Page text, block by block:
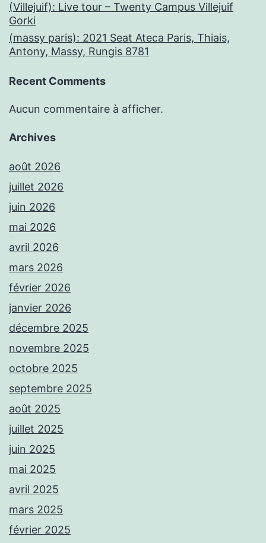
(Villejuif): Live tour – Twenty Campus Villejuif
Gorki
(massy paris): 2021 Seat Ateca Paris, Thiais,
Antony, Massy, Rungis 8781
Recent Comments
Aucun commentaire à afficher.
Archives
août 2026
juillet 2026
juin 2026
mai 2026
avril 2026
mars 2026
février 2026
janvier 2026
décembre 2025
novembre 2025
octobre 2025
septembre 2025
août 2025
juillet 2025
juin 2025
mai 2025
avril 2025
mars 2025
février 2025